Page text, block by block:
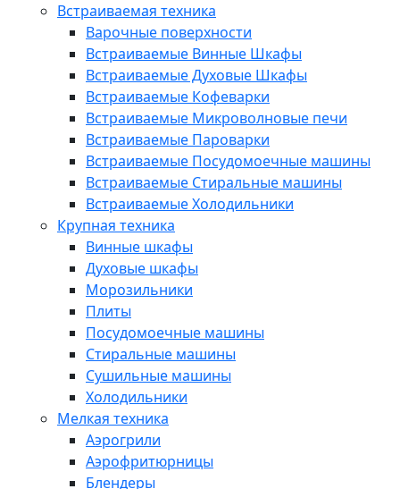
Встраиваемая техника
Варочные поверхности
Встраиваемые Винные Шкафы
Встраиваемые Духовые Шкафы
Встраиваемые Кофеварки
Встраиваемые Микроволновые печи
Встраиваемые Пароварки
Встраиваемые Посудомоечные машины
Встраиваемые Стиральные машины
Встраиваемые Холодильники
Крупная техника
Винные шкафы
Духовые шкафы
Морозильники
Плиты
Посудомоечные машины
Стиральные машины
Сушильные машины
Холодильники
Мелкая техника
Аэрогрили
Аэрофритюрницы
Блендеры